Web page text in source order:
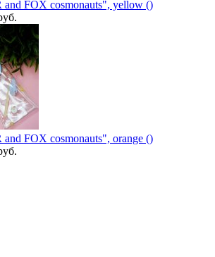
FOX cosmonauts", yellow ()
FOX cosmonauts", orange ()